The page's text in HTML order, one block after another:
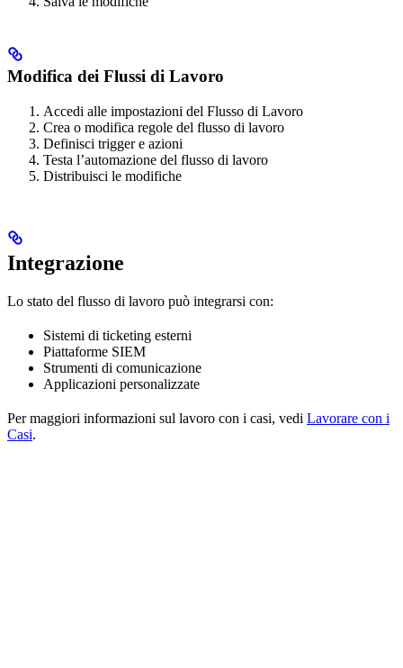
Modifica dei Flussi di Lavoro
Accedi alle impostazioni del Flusso di Lavoro
Crea o modifica regole del flusso di lavoro
Definisci trigger e azioni
Testa l’automazione del flusso di lavoro
Distribuisci le modifiche
Integrazione
Lo stato del flusso di lavoro può integrarsi con:
Sistemi di ticketing esterni
Piattaforme SIEM
Strumenti di comunicazione
Applicazioni personalizzate
Per maggiori informazioni sul lavoro con i casi, vedi Lavorare con i
Casi.